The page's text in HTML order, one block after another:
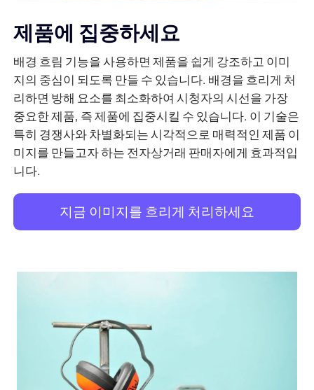
제품에 집중하세요
배경 흐림 기능을 사용하면 제품을 쉽게 강조하고 이미
지의 중심이 되도록 만들 수 있습니다. 배경을 흐리게 처
리하면 방해 요소를 최소화하여 시청자의 시선을 가장
중요한 제품, 즉 제품에 집중시킬 수 있습니다. 이 기술은
특히 경쟁사와 차별화되는 시각적으로 매력적인 제품 이
미지를 만들고자 하는 전자상거래 판매자에게 효과적입
니다.
지금 이미지를 흐리게 처리하세요